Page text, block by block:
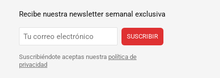
Recibe nuestra newsletter semanal exclusiva
SUSCRIBIR
Suscribiéndote aceptas nuestra política de
privacidad